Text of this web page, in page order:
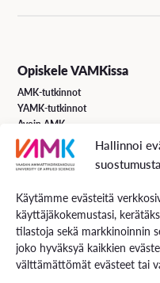
Hallinnoi
suostumusta
Käytämme evästeitä
käyttäjäkokemustasi,
tilastoja sekä markkinoinnin
joko hyväksyä kaikkien
välttämättömät evästeet tai
Opiskele VAMKissa
AMK-tutkinnot
YAMK-tutkinnot
Avoin AMK
Erikoistumiskoulutukset
Täydennyskoulutus
Hakuohjeet
VAMK Palvelut
Tutkimus ja kehitys
Palvelut työelämälle